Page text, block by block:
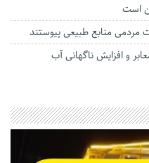
است
و افزایش ناگهانی آب